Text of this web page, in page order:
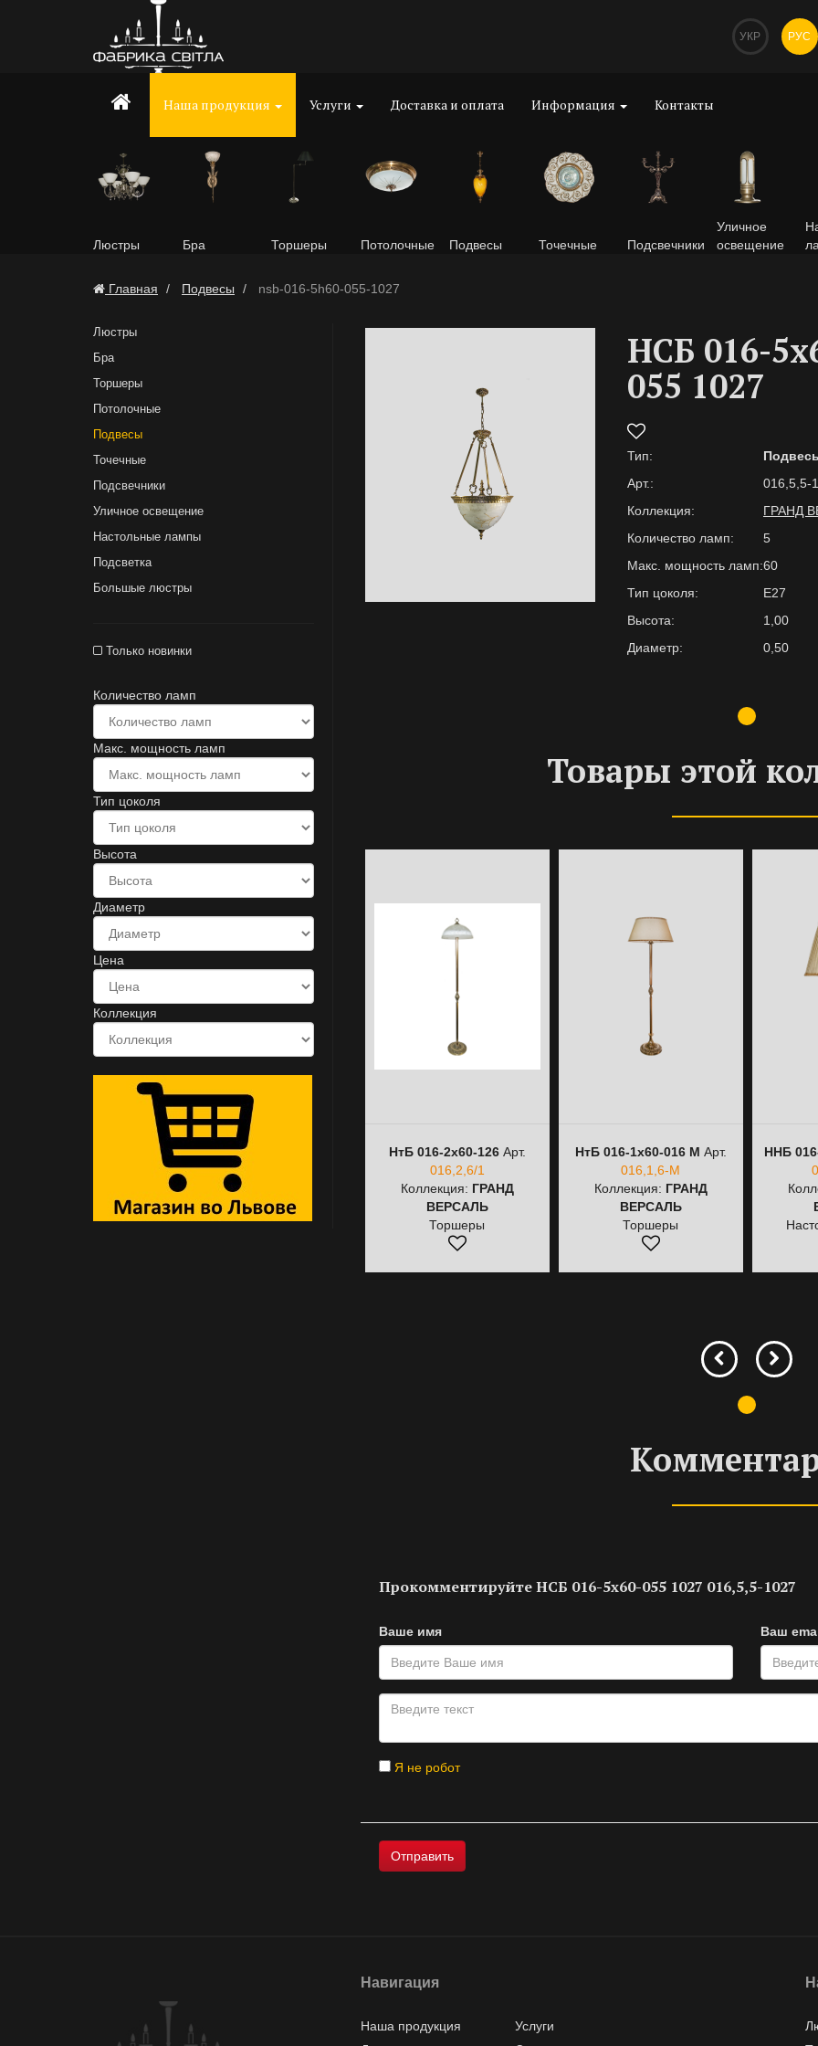
УКР РУС
Наша продукция Услуги Доставка и оплата Информация Контакты
Люстры Бра Торшеры Потолочные Подвесы Точечные Подсвечники
Уличное
освещение
Главная Подвесы nsb-016-5h60-055-1027
Люстры
Бра
Торшеры
Потолочные
Подвесы
Точечные
Подсвечники
Уличное освещение
Настольные лампы
Подсветка
Большые люстры
Только новинки
Количество ламп
Макс. мощность ламп
Тип цоколя
Высота
Диаметр
Цена
Коллекция
НСБ 016-
055 1027
Тип:
Арт.:
016,5,5-
Коллекция:
ГРАНД
Количество ламп:
5
Макс. мощность ламп:60
Тип цоколя:
E27
Высота:
1,00
Диаметр:
0,50
Товары этой
НтБ 016-2х60-126Арт.
016,2,6/1
Коллекция: ГРАНД
ВЕРСАЛЬ
Торшеры
НтБ 016-1х60-016 M Арт.
016,1,6-M
Коллекция: ГРАНД
ВЕРСАЛЬ
Торшеры
ННБ
Прокомментируйте НСБ 016-5х60-055 1027 016,5,5-1027
Ваше имя Ваш
Я не робот
Навигация
Наша продукция
Услуги